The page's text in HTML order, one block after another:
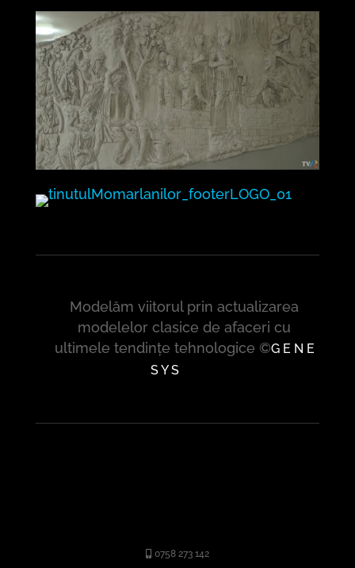
Modelăm viitorul prin actualizarea
modelelor clasice de afaceri cu
ultimele tendințe tehnologice ©G E N E
S Y S
0758 273 142